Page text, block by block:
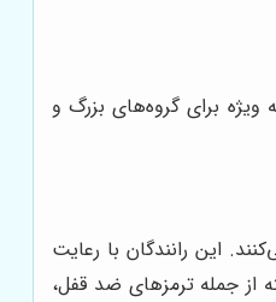
برای گروه‌های بزرگ و
این رانندگان با رعایت
از جمله ترمزهای ضد قفل،